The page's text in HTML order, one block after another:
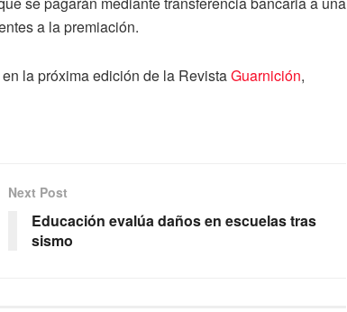
a la premiación.
la próxima edición de la RevistaGuarnición,
Next Post
Educación evalúa daños en escuelas tras
sismo